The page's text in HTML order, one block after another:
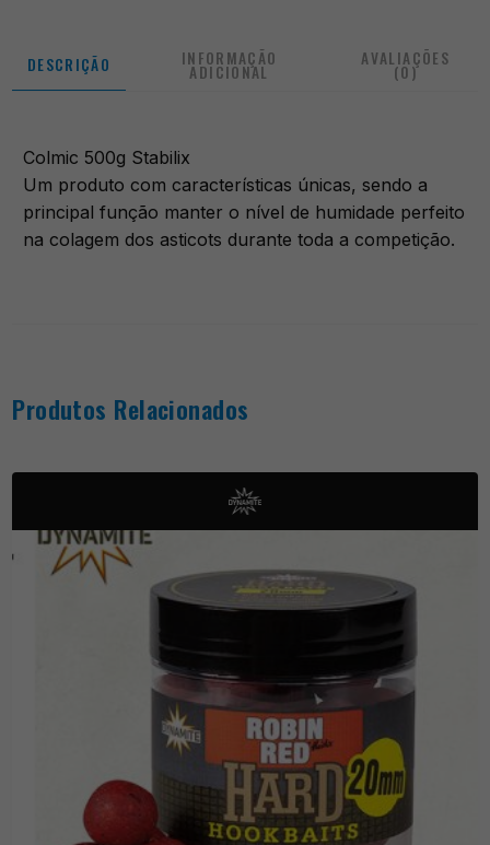
DESCRIÇÃO INFORMAÇÃO
ADICIONAL
AVALIAÇÕES
(0)
Colmic 500g Stabilix
Um produto com características únicas, sendo a
principal função manter o nível de humidade perfeito
na colagem dos asticots durante toda a competição.
Produtos Relacionados